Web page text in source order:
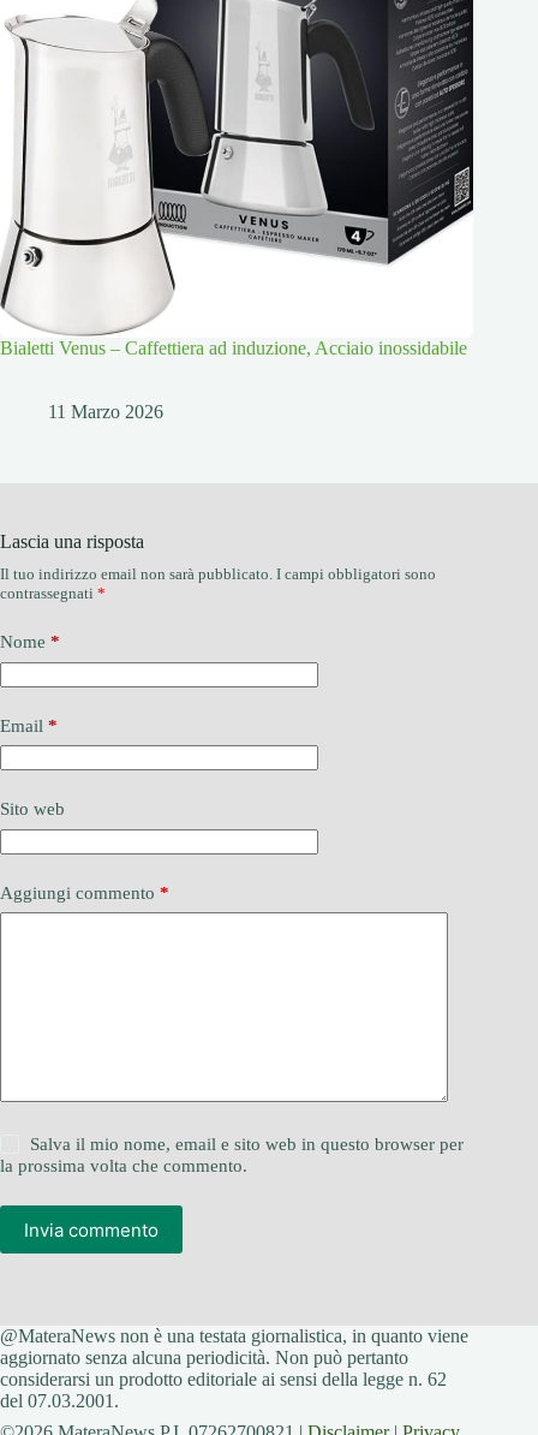
Bialetti Venus – Caffettiera ad induzione, Acciaio inossidabile
11 Marzo 2026
Lascia una risposta
Il tuo indirizzo email non sarà pubblicato. I campi obbligatori sono
contrassegnati *
Nome *
Email *
Sito web
Aggiungi commento *
Salva il mio nome, email e sito web in questo browser per
la prossima volta che commento.
Invia commento
@MateraNews non è una testata giornalistica, in quanto viene
aggiornato senza alcuna periodicità. Non può pertanto
considerarsi un prodotto editoriale ai sensi della legge n. 62
del 07.03.2001.